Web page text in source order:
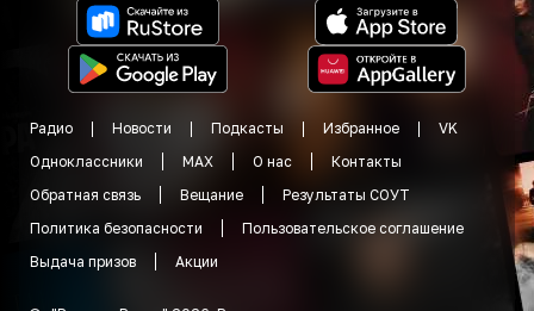
Радио Новости Подкасты Избранное
VK
Одноклассники
MAX О нас
Контакты
Обратная связь
Вещание
Результаты СОУТ
Политика безопасности
Пользовательское соглашение
Выдача призов
Акции